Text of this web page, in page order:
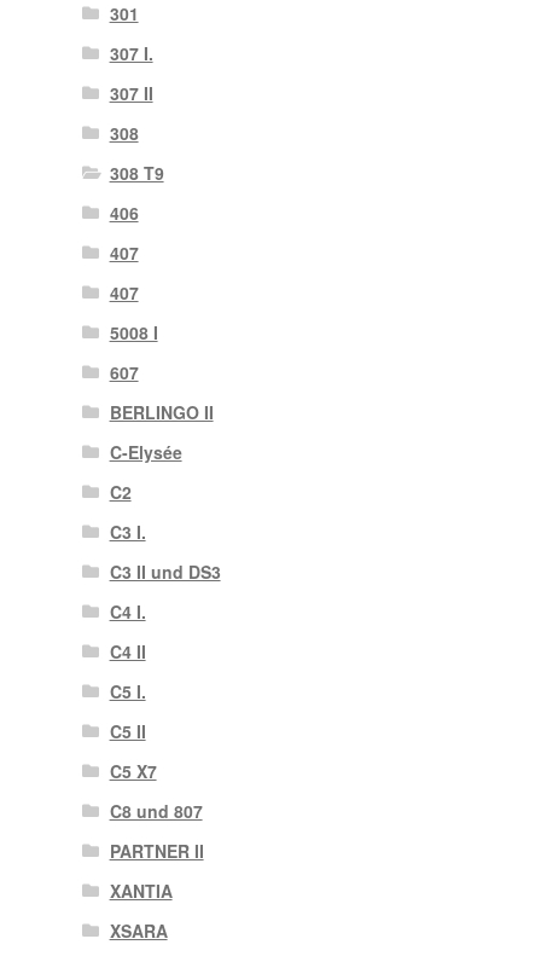
301
307 I.
307 II
308
308 T9
406
407
407
5008 I
607
BERLINGO II
C-Elysée
C2
C3 I.
C3 II und DS3
C4 I.
C4 II
C5 I.
C5 II
C5 X7
C8 und 807
PARTNER II
XANTIA
XSARA